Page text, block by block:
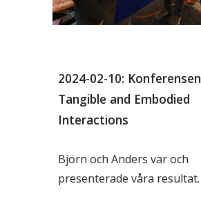
2024-02-10: Konferensen
Tangible and Embodied
Interactions
Björn och Anders var och
presenterade våra resultat.